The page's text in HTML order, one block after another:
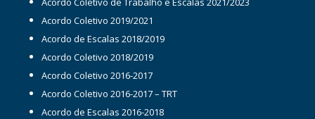
Acordo Coletivo 2019/2021
Acordo de Escalas 2018/2019
Acordo Coletivo 2018/2019
Acordo Coletivo 2016-2017
Acordo Coletivo 2016-2017 – TRT
Acordo de Escalas 2016-2018